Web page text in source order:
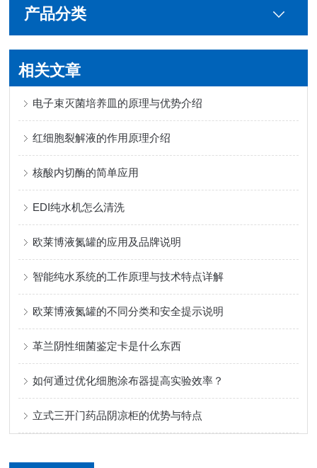
产品分类
相关文章
电子束灭菌培养皿的原理与优势介绍
红细胞裂解液的作用原理介绍
核酸内切酶的简单应用
EDI纯水机怎么清洗
欧莱博液氮罐的应用及品牌说明
智能纯水系统的工作原理与技术特点详解
欧莱博液氮罐的不同分类和安全提示说明
革兰阴性细菌鉴定卡是什么东西
如何通过优化细胞涂布器提高实验效率？
立式三开门药品阴凉柜的优势与特点